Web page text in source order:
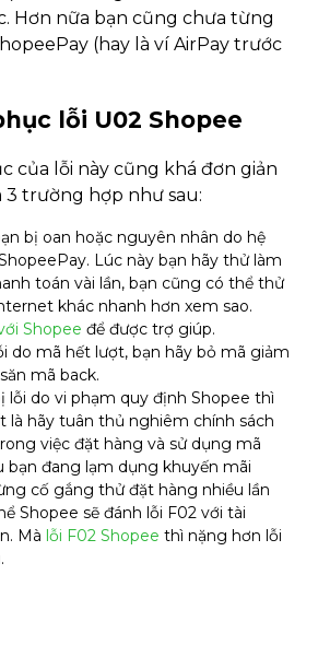
Hơn nữa bạn cũng chưa từng
(hay là ví AirPay trước
lỗi U02 Shopee
của lỗi này cũng khá đơn giản
3 trường hợp như sau:
bị oan hoặc nguyên nhân do hệ
Lúc này bạn hãy thử làm
toán vài lần, bạn cũng có thể thử
khác nhanh hơn xem sao.
Shopee để được trợ giúp.
do mã hết lượt, bạn hãy bỏ mã giảm
mã back.
lỗi do vi phạm quy định Shopee thì
là hãy tuân thủ nghiêm chính sách
việc đặt hàng và sử dụng mã
bạn đang lạm dụng khuyến mãi
cố gắng thử đặt hàng nhiều lần
Shopee sẽ đánh lỗi F02 với tài
Mà lỗi F02 Shopee thì nặng hơn lỗi